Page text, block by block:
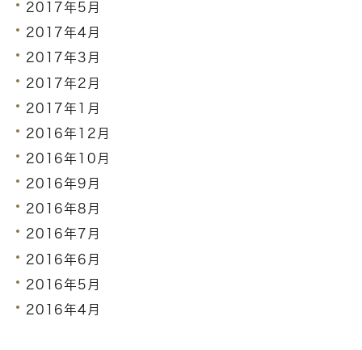
2017年5月
2017年4月
2017年3月
2017年2月
2017年1月
2016年12月
2016年10月
2016年9月
2016年8月
2016年7月
2016年6月
2016年5月
2016年4月